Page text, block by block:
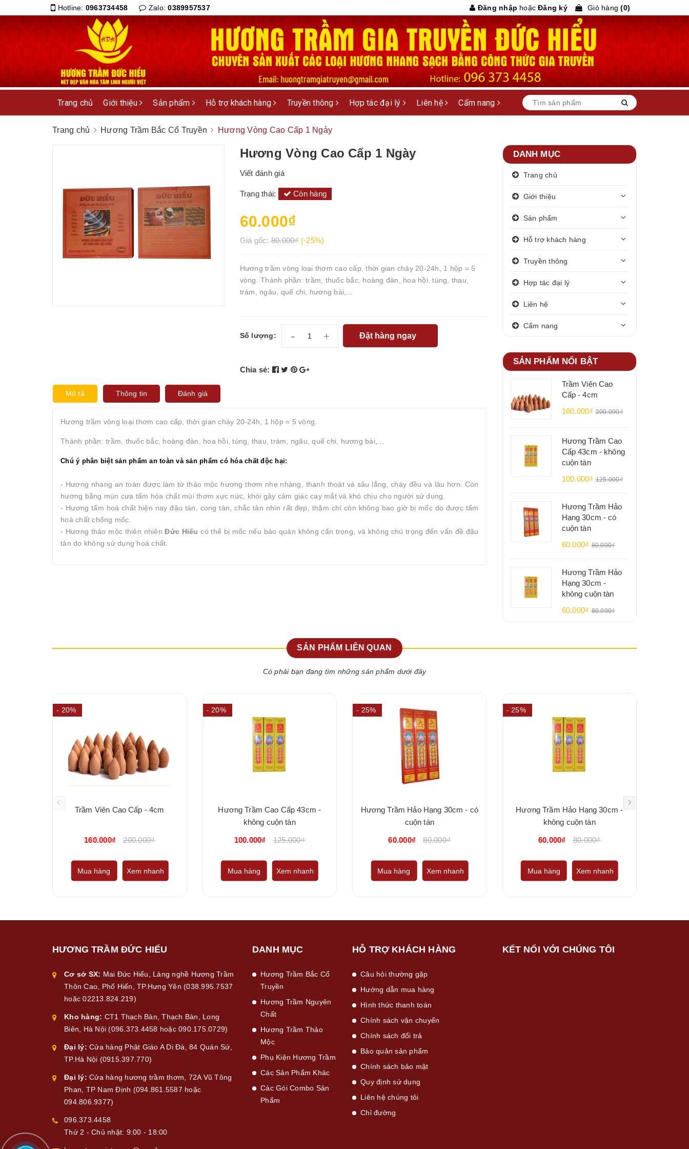
Hotline: 0963734458 Zalo:0389957537 Đăng nhập hoặc Đăng ký Giỏ hàng (0)
Trang chủ Giới thiệu Sản phẩm Hỗ trợ khách hàng Truyền thông Hợp tác đại lý Liên hệ Cẩm nang
Trang chủ Hương Trầm Bắc Cổ Truyền Hương Vòng Cao Cấp 1 Ngày
Hương Vòng Cao Cấp 1 Ngày
Viết đánh giá
Trạng thái: Còn hàng
60.000₫
Giá gốc: 80.000₫ (-25%)
Hương trầm vòng loại thơm cao cấp, thời gian cháy 20-24h, 1 hộp = 5
vòng. Thành phần: trầm, thuốc bắc, hoàng đàn, hoa hồi, tùng, thau,
trám, ngâu, quế chi, hương bài,...
Số lượng: - + Đặt hàng ngay
Chia sẻ:
Mô tả Thông tin Đánh giá
Hương trầm vòng loại thơm cao cấp, thời gian cháy 20-24h , 1 hộp = 5 vòng.
Thành phần: trầm, thuốc bắc, hoàng đàn, hoa hồi, tùng, thau, trám, ngâu, quế chi, hương bài,...
Chú ý phân biệt sản phẩm an toàn và sản phẩm có hóa chất độc hại:
- Hương nhang an toàn được làm từ thảo mộc hương thơm nhẹ nhàng, thanh thoát và sâu lắng, cháy đều và lâu hơn. Còn
hương bằng mùn cưa tẩm hóa chất mùi thơm xực nức, khói gây cảm giác cay mắt và khó chịu cho người sử dụng.
- Hương tẩm hoá chất hiện nay đậu tàn, cong tàn, chắc tàn nhìn rất đẹp, thậm chí còn không bao giờ bị mốc do được tẩm
hoá chất chống mốc.
- Hương thảo mộc thiên nhiênĐức Hiểu có thể bị mốc nếu bảo quản không cẩn trọng, và không chú trọng đến vấn đề đậu
tàn do không sử dụng hoá chất.
DANH MỤC
Trang chủ
Giới thiệu
Sản phẩm
Hỗ trợ khách hàng
Truyền thông
Hợp tác đại lý
Liên hệ
Cẩm nang
SẢN PHẨM NỔI BẬT
Trầm Viên Cao
Cấp - 4cm
160.000₫ 200.000₫
Hương Trầm Cao
Cấp 43cm - không
cuộn tàn
100.000₫ 125.000₫
Hương Trầm Hảo
Hạng 30cm - có
cuộn tàn
60.000₫ 80.000₫
Hương Trầm Hảo
Hạng 30cm -
không cuộn tàn
60.000₫ 80.000₫
SẢN PHẨM LIÊN QUAN
Có phải bạn đang tìm những sản phẩm dưới đây
- 20%
Trầm Viên Cao Cấp - 4cm
160.000₫ 200.000₫
Mua hàng Xem nhanh
- 20%
Hương Trầm Cao Cấp 43cm -
không cuộn tàn
100.000₫ 125.000₫
Mua hàng Xem nhanh
- 25%
Hương Trầm Hảo Hạng 30cm - có
cuộn tàn
60.000₫ 80.000₫
Mua hàng Xem nhanh
- 25%
Hương Trầm Hảo Hạng 30cm -
không cuộn tàn
60.000₫ 80.000₫
Mua hàng Xem nhanh
HƯƠNG TRẦM ĐỨC HIỂU
Cơ sở SX: Mai Đức Hiểu, Làng nghề Hương Trầm
Thôn Cao, Phố Hiến, TP.Hưng Yên (038.995.7537
hoặc 02213.824.219)
Kho hàng: CT1 Thạch Bàn, Thạch Bàn, Long
Biên, Hà Nội (096.373.4458 hoặc 090.175.0729)
Đại lý: Cửa hàng Phật Giáo A Di Đà, 84 Quán Sứ,
TP.Hà Nội (0915.397.770)
Đại lý: Cửa hàng hương trầm thơm, 72A Vũ Tông
Phan, TP Nam Định (094.861.5587 hoặc
094.806.9377)
096.373.4458
Thứ 2 - Chủ nhật: 9:00 - 18:00
DANH MỤC
Hương Trầm Bắc Cổ
Truyền
Hương Trầm Nguyên
Chất
Hương Trầm Thảo
Mộc
Phụ Kiện Hương Trầm
Các Sản Phẩm Khác
Các Gói Combo Sản
Phẩm
HỖ TRỢ KHÁCH HÀNG
Câu hỏi thường gặp
Hướng dẫn mua hàng
Hình thức thanh toán
Chính sách vận chuyển
Chính sách đổi trả
Bảo quản sản phẩm
Chính sách bảo mật
Quy định sử dụng
Liên hệ chúng tôi
Chỉ đường
KẾT NỐI VỚI CHÚNG TÔI